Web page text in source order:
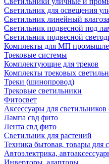
Светильник для освещения
Светильник линейный
Светильник подвесной под
Светильник подвесной
Комплекты для МП
Трековые системы
Комплектующие для треков
Комплекты трековых
Треки (шинопровод)
Трековые светильники
Фитосвет
Аксессуары для
Лампа свд фито
Лента свд фито
Светильник для растений
Техника бытовая, товары для
Автоэлектрика,
Инверторы, адапторы